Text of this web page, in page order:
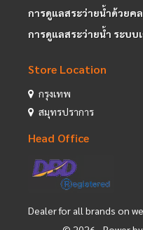
การดูแลสระว่ายน้ำด้วยค
การดูแลสระว่ายน้ำ ระบบ
Store Location
กรุงเทพ
สมุทรปราการ
Head Office
Dealer for all brands on